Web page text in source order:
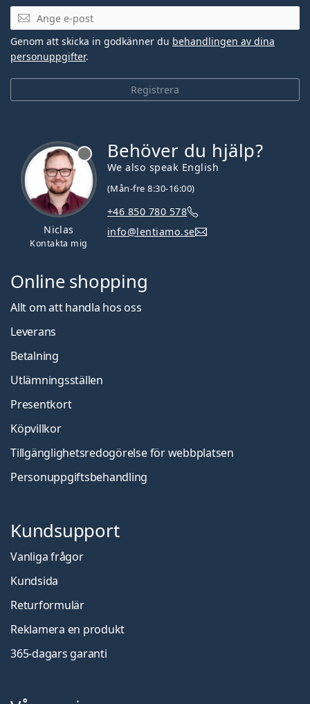
Mejladress
Registrera
Genom att skicka in godkänner du behandlingen av dina
personuppgifter.
Niclas
Kontakta mig
Behöver du hjälp?
We also speak English
(Mån-fre 8:30-16:00)
+46 850 780 578
info@lentiamo.se
Online shopping
Allt om att handla hos oss
Leverans
Betalning
Utlämningsställen
Presentkort
Köpvillkor
Tillgänglighetsredogörelse för webbplatsen
Personuppgiftsbehandling
Kundsupport
Vanliga frågor
Kundsida
Returformulär
Reklamera en produkt
365-dagars garanti